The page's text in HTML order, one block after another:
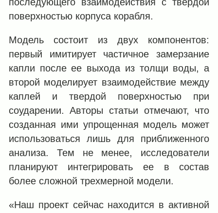
поверхностью корпуса корабля.
Модель состоит из двух компонентов:
первый имитирует частичное замерзание
капли после ее выхода из толщи воды, а
второй моделирует взаимодействие между
каплей и твердой поверхностью при
соударении. Авторы статьи отмечают, что
созданная ими упрощенная модель может
использоваться лишь для приближенного
анализа. Тем не менее, исследователи
планируют интегрировать ее в состав
более сложной трехмерной модели.
«Наш проект сейчас находится в активной